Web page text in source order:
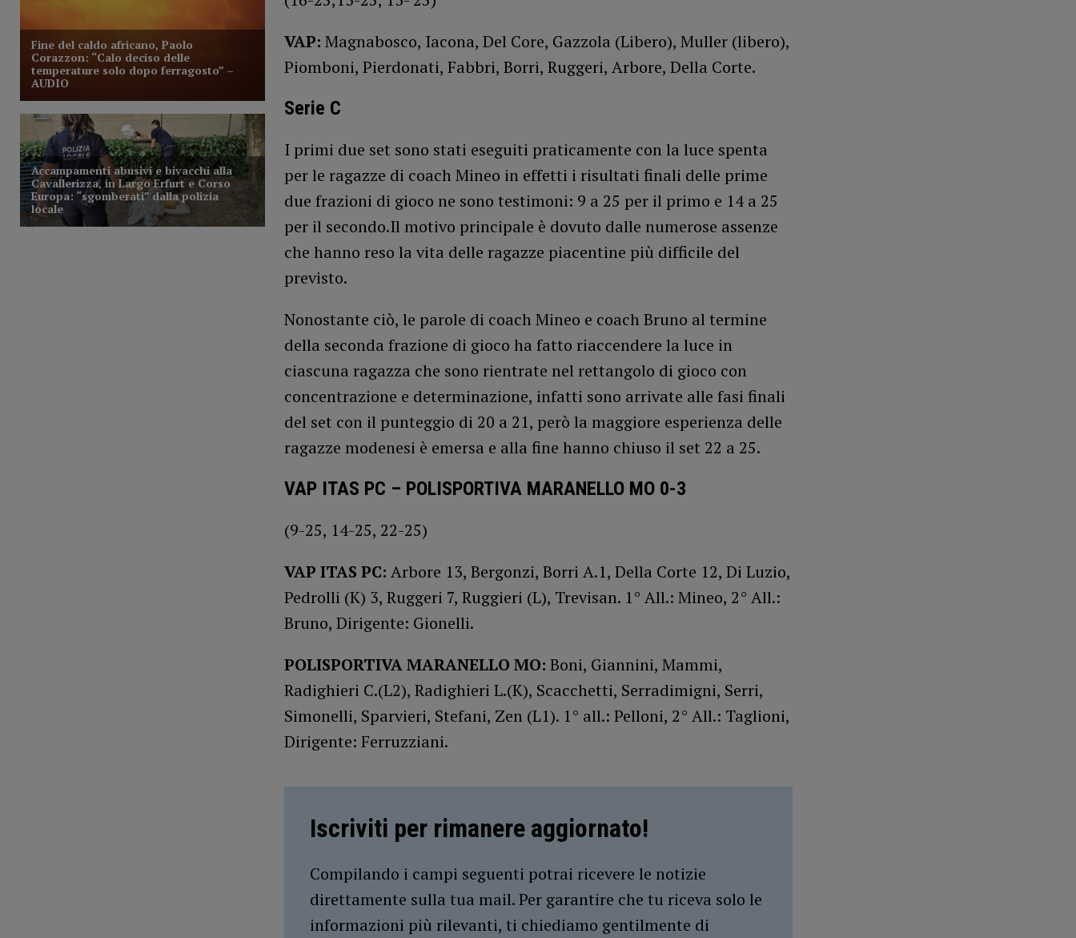
VAP: Magnabosco, Iacona, Del Core, Gazzola (Libero), Muller (libero),
Piomboni, Pierdonati, Fabbri, Borri, Ruggeri, Arbore, Della Corte.
Serie C
I primi due set sono stati eseguiti praticamente con la luce spenta
per le ragazze di coach Mineo in effetti i risultati finali delle prime
due frazioni di gioco ne sono testimoni: 9 a 25 per il primo e 14 a 25
per il secondo.Il motivo principale è dovuto dalle numerose assenze
che hanno reso la vita delle ragazze piacentine più difficile del
previsto.
Nonostante ciò, le parole di coach Mineo e coach Bruno al termine
della seconda frazione di gioco ha fatto riaccendere la luce in
ciascuna ragazza che sono rientrate nel rettangolo di gioco con
concentrazione e determinazione, infatti sono arrivate alle fasi finali
del set con il punteggio di 20 a 21, però la maggiore esperienza delle
ragazze modenesi è emersa e alla fine hanno chiuso il set 22 a 25.
VAP ITAS PC – POLISPORTIVA MARANELLO MO 0-3
(9-25, 14-25, 22-25)
VAP ITAS PC: Arbore 13, Bergonzi, Borri A.1, Della Corte 12, Di Luzio,
Pedrolli (K) 3, Ruggeri 7, Ruggieri (L), Trevisan. 1° All.: Mineo, 2° All.:
Bruno, Dirigente: Gionelli.
POLISPORTIVA MARANELLO MO: Boni, Giannini, Mammi,
Radighieri C.(L2), Radighieri L.(K), Scacchetti, Serradimigni, Serri,
Simonelli, Sparvieri, Stefani, Zen (L1). 1° all.: Pelloni, 2° All.: Taglioni,
Dirigente: Ferruzziani.
Iscriviti per rimanere aggiornato!
Compilando i campi seguenti potrai ricevere le notizie
direttamente sulla tua mail. Per garantire che tu riceva solo le
informazioni più rilevanti, ti chiediamo gentilmente di